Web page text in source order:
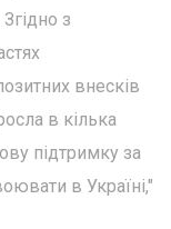
з
внесків
в кілька
підтримку за
в Україні,"